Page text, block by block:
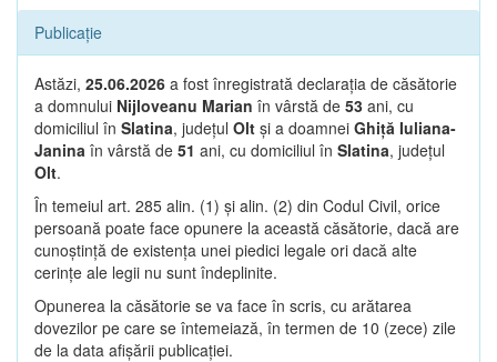
Publicație
Astăzi, 25.06.2026 a fost înregistrată declarația de căsătorie
a domnului Nijloveanu Marian în vârstă de 53 ani, cu
domiciliul în Slatina, județul Olt și a doamnei Ghiță Iuliana-
Janina în vârstă de 51 ani, cu domiciliul în Slatina, județul
Olt.
În temeiul art. 285 alin. (1) și alin. (2) din Codul Civil, orice
persoană poate face opunere la această căsătorie, dacă are
cunoștință de existența unei piedici legale ori dacă alte
cerințe ale legii nu sunt îndeplinite.
Opunerea la căsătorie se va face în scris, cu arătarea
dovezilor pe care se întemeiază, în termen de 10 (zece) zile
de la data afișării publicației.